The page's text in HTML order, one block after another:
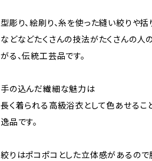
型彫り、絵刷り、糸を使った縫い絞りや括
などなどたくさんの技法がたくさんの人
がる、伝統工芸品です。
手の込んだ繊細な魅力は
長く着られる高級浴衣として色あせるこ
逸品です。
絞りはポコポコとした立体感があるの